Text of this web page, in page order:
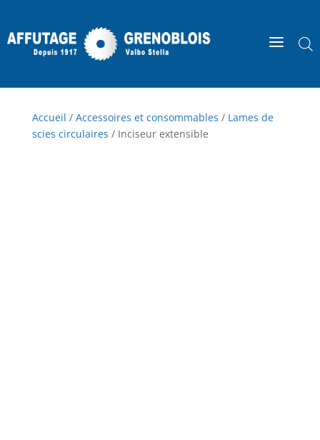
a
Accueil / Accessoires et consommables / Lames de
scies circulaires / Inciseur extensible